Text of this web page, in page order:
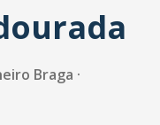
Braga